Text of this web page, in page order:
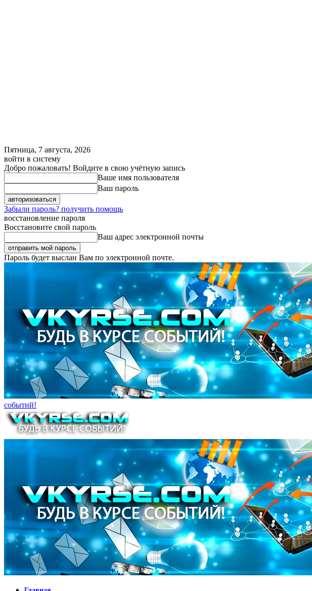
Пятница, 7 августа, 2026
войти в систему
Добро пожаловать! Войдите в свою учётную запись
Ваше имя пользователя
Ваш пароль
Забыли пароль? получить помощь
восстановление пароля
Восстановите свой пароль
Ваш адрес электронной почты
Пароль будет выслан Вам по электронной почте.
событий!